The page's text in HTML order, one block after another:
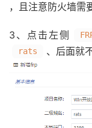
，且注意防火墙需
3、点击左侧
rats 、后面就